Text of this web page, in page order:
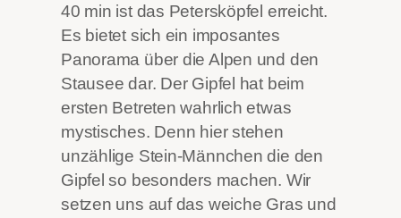
40 min ist das Petersköpfel erreicht.
Es bietet sich ein imposantes
Panorama über die Alpen und den
Stausee dar. Der Gipfel hat beim
ersten Betreten wahrlich etwas
mystisches. Denn hier stehen
unzählige Stein-Männchen die den
Gipfel so besonders machen. Wir
setzen uns auf das weiche Gras und